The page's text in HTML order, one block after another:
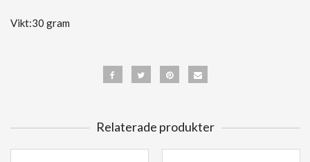
Vikt:30 gram
Relaterade produkter